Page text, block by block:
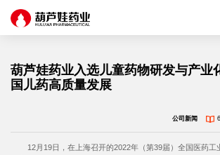
葫芦娃药业入选儿童药物研发与产业
国儿药高质量发展
公司新闻
12月19日，在上海召开的2022年（第39届）全国医药工